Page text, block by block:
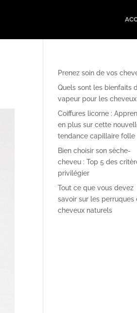
Prenez soin de vos
Quels sont les bienfaits
vapeur pour les cheveux
Coiffures licorne :
en plus sur cette
tendance capillaire folle
Bien choisir son sèche-
cheveu : Top 5 des
privilégier
Tout ce que vous devez
savoir sur les perruques
cheveux naturels